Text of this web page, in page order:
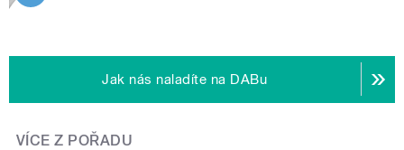
Jak nás naladíte na DABu
VÍCE Z POŘADU